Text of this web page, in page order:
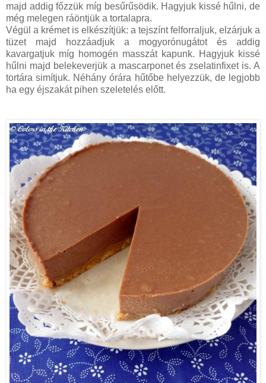
majd addig főzzük míg besűrűsödik. Hagyjuk kissé hűlni, de
még melegen ráöntjük a tortalapra.
Végül a krémet is elkészítjük: a tejszínt felforraljuk, elzárjuk a
tüzet majd hozzáadjuk a mogyorónugátot és addig
kavargatjuk míg homogén masszát kapunk. Hagyjuk kissé
hűlni majd belekeverjük a mascarponet és zselatinfixet is. A
tortára simítjuk. Néhány órára hűtőbe helyezzük, de legjobb
ha egy éjszakát pihen szeletelés előtt.